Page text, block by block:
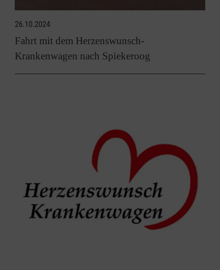
26.10.2024
Fahrt mit dem Herzenswunsch-
Krankenwagen nach Spiekeroog